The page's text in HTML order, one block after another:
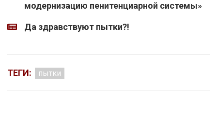
модернизацию пенитенциарной системы»
Да здравствуют пытки?!
ТЕГИ: пытки